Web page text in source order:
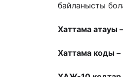
байланысты
Хаттама атауы –
Хаттама коды –